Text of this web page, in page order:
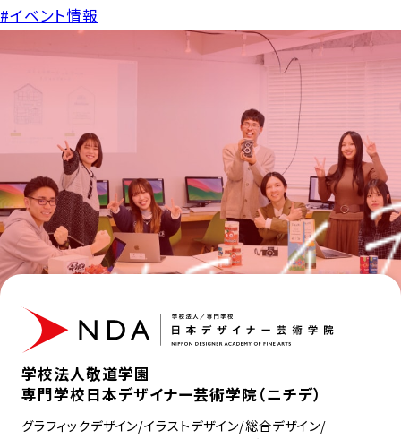
#イベント情報
学校法人敬道学園
専門学校日本デザイナー芸術学院（ニチデ）
グラフィックデザイン/イラストデザイン/総合デザイン/